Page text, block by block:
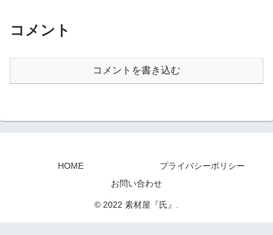
コメント
コメントを書き込む
HOME
プライバシーポリシー
お問い合わせ
© 2022 素材屋『氏』.